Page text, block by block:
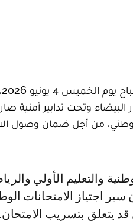
البيضاء وتحت تدابير أمنية
من أجل ضمان وصول
اجتياز الامتحانات
يتعلق بتسريب